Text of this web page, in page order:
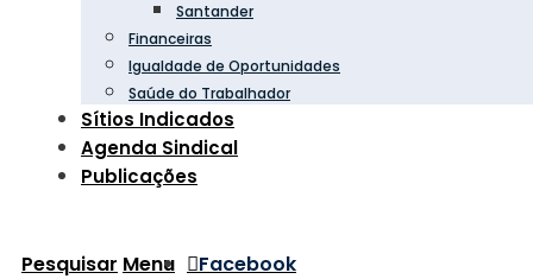
Santander
Financeiras
Igualdade de Oportunidades
Saúde do Trabalhador
Sítios Indicados
Agenda Sindical
Publicações
Pesquisar Menu
Facebook